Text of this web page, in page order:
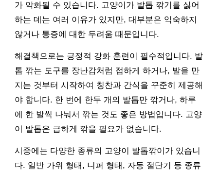
가 악화될 수 있습니다. 고양이가 발톱 깎기를 싫어
하는 데는 여러 이유가 있지만, 대부분은 익숙하지
않거나 통증에 대한 두려움 때문입니다.
해결책으로는 긍정적 강화 훈련이 필수적입니다. 발
톱 깎는 도구를 장난감처럼 접하게 하거나, 발을 만
지는 것부터 시작하여 칭찬과 간식을 꾸준히 제공해
야 합니다. 한 번에 한두 개의 발톱만 깎거나, 하루
에 한 발씩 나눠서 깎는 것도 좋은 방법입니다. 고양
이 발톱은 급하게 깎을 필요가 없습니다.
시중에는 다양한 종류의 고양이 발톱깎이가 있습니
다. 일반 가위 형태, 니퍼 형태, 자동 절단기 등 종류